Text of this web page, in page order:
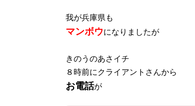
我が兵庫県も
マンボウになりましたが
きのうのあさイチ
８時前にクライアントさんから
お電話が